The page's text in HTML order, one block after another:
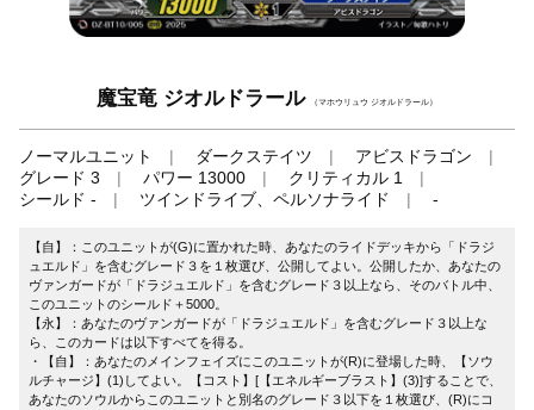
魔宝竜 ジオルドラール （マホウリュウ ジオルドラール）
ノーマルユニット ダークステイツ
アビスドラゴン
グレード 3
パワー 13000
クリティカル 1
シールド -
ツインドライブ、ペルソナライド -
【自】：このユニットが(G)に置かれた時、あなたのライドデッキから「ドラジ
ュエルド」を含むグレード３を１枚選び、公開してよい。公開したか、あなたの
ヴァンガードが「ドラジュエルド」を含むグレード３以上なら、そのバトル中、
このユニットのシールド＋5000。
【永】：あなたのヴァンガードが「ドラジュエルド」を含むグレード３以上な
ら、このカードは以下すべてを得る。
・【自】：あなたのメインフェイズにこのユニットが(R)に登場した時、【ソウ
ルチャージ】(1)してよい。【コスト】[【エネルギーブラスト】(3)]することで、
あなたのソウルからこのユニットと別名のグレード３以下を１枚選び、(R)にコ